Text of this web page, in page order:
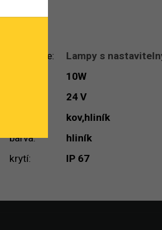
Kategorie:
Lampy s
10W
24 V
kov,hliník
barva:
hliník
krytí: IP 67